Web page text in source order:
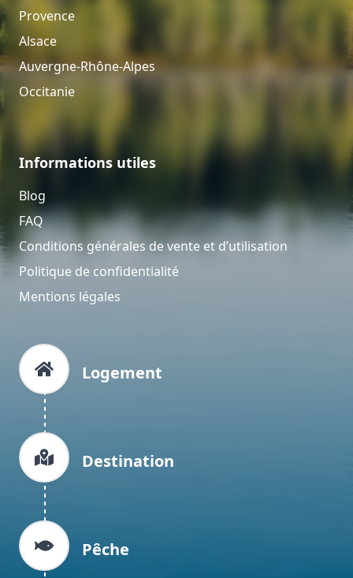
Provence
Alsace
Auvergne-Rhône-Alpes
Occitanie
Informations utiles
Blog
FAQ
Conditions générales de vente et d’utilisation
Politique de confidentialité
Mentions légales
Logement
Destination
Pêche